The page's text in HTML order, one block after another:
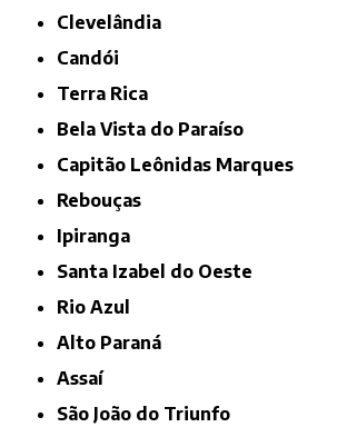
Clevelândia
Candói
Terra Rica
Bela Vista do Paraíso
Capitão Leônidas Marques
Rebouças
Ipiranga
Santa Izabel do Oeste
Rio Azul
Alto Paraná
Assaí
São João do Triunfo